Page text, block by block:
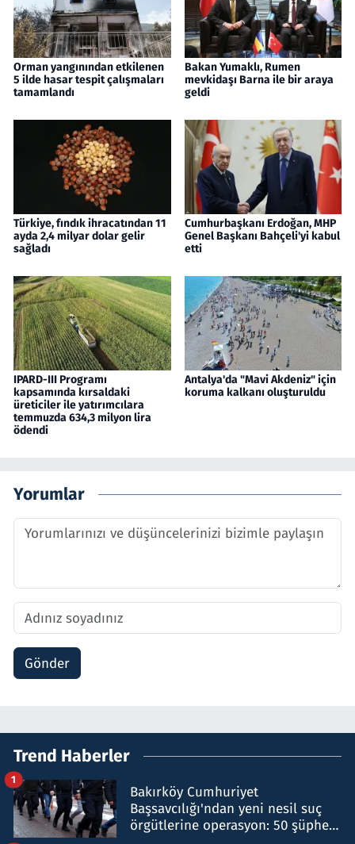
Orman yangınından etkilenen
5 ilde hasar tespit çalışmaları
tamamlandı
Bakan Yumaklı, Rumen
mevkidaşı Barna ile bir araya
geldi
Türkiye, fındık ihracatından 11
ayda 2,4 milyar dolar gelir
sağladı
Cumhurbaşkanı Erdoğan, MHP
Genel Başkanı Bahçeli'yi kabul
etti
IPARD-III Programı
kapsamında kırsaldaki
üreticiler ile yatırımcılara
temmuzda 634,3 milyon lira
ödendi
Antalya'da "Mavi Akdeniz" için
koruma kalkanı oluşturuldu
Yorumlar
Gönder
Trend Haberler
Bakırköy Cumhuriyet
Başsavcılığı'ndan yeni nesil suç
örgütlerine operasyon: 50 şüpheli
1